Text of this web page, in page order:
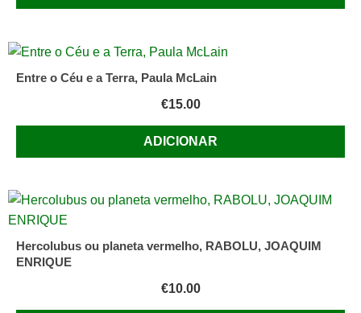
Entre o Céu e a Terra, Paula McLain
€15.00
ADICIONAR
Hercolubus ou planeta vermelho, RABOLU, JOAQUIM
ENRIQUE
€10.00